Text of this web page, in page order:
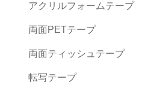
アクリルフォームテープ
両面PETテープ
両面ティッシュテープ
転写テープ